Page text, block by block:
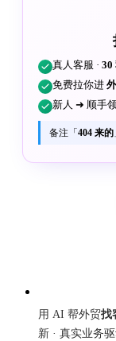
真人客服 ·30
免费拉你进
新人 ➜ 顺手
备注「404 来的
用 AI 帮外贸找
新 · 真实业务驱